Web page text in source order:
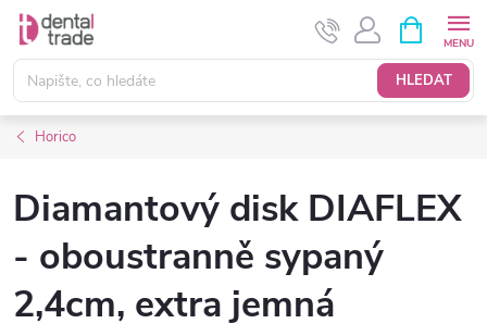
Přejít
obsah
HLEDAT
NÁKUPNÍ
KOŠÍK
Horico
Diamantový disk DIAFLEX
- oboustranně sypaný
2,4cm, extra jemná